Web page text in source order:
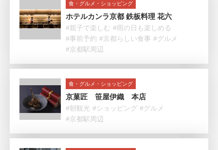
食・グルメ・ショッピング
ホテルカンラ京都 鉄板料理 花六
#親子で楽しむ #雨の日も楽しめる
#事前予約 #京都らしい食事 #グルメ
#京都駅周辺
食・グルメ・ショッピング
京菓匠 笹屋伊織 本店
#朝観光 #ショッピング #グルメ
#京都駅周辺